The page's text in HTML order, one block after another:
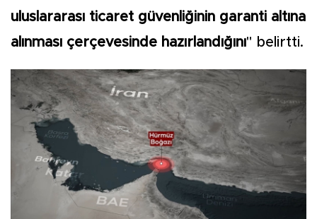
uluslararası ticaret güvenliğinin garanti altına
alınması çerçevesinde hazırlandığını" belirtti.